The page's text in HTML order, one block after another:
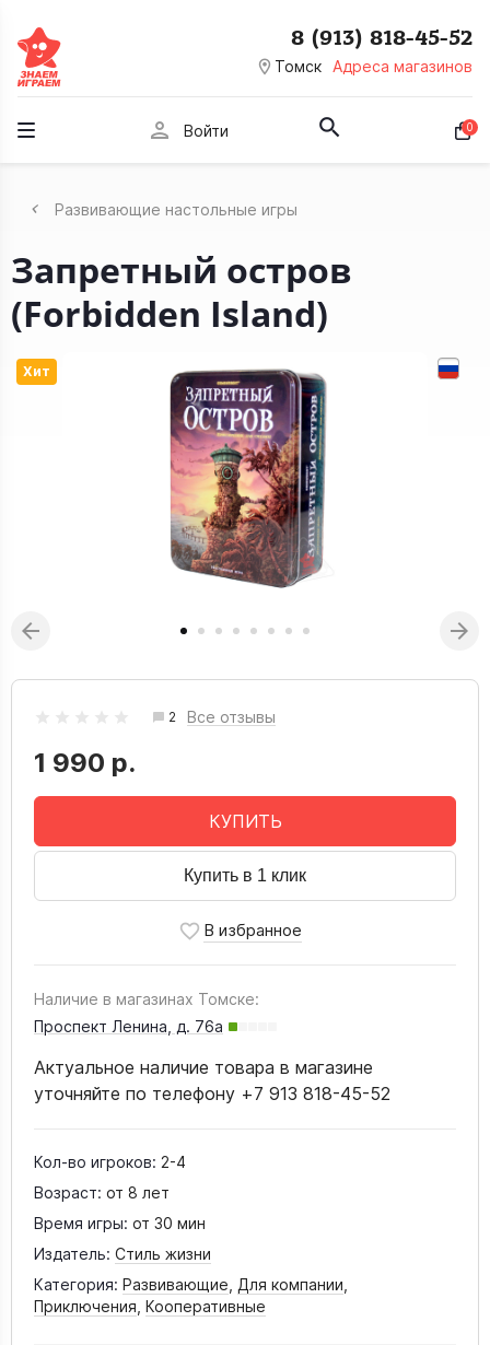
room Томск Адреса магазинов
8 (913) 818-45-52
person Войти 0
Развивающие настольные игры
Запретный остров
(Forbidden Island)
Хит
2 Все отзывы
1 990 р.
КУПИТЬ
Купить в 1 клик
Наличие в магазинах Томске:
Проспект Ленина, д. 76а
Актуальное наличие товара в магазине
уточняйте по телефону +7 913 818-45-52
Кол-во игроков: 2-4
Возраст: от 8 лет
Время игры: от 30 мин
Издатель: Стиль жизни
Категория: Развивающие Для компании
Приключения Кооперативные